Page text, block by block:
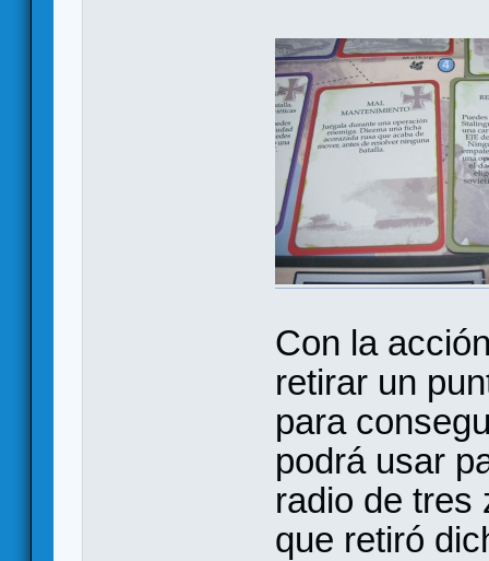
Con la
retirar un
para
podrá usar
radio de tres
que retiró